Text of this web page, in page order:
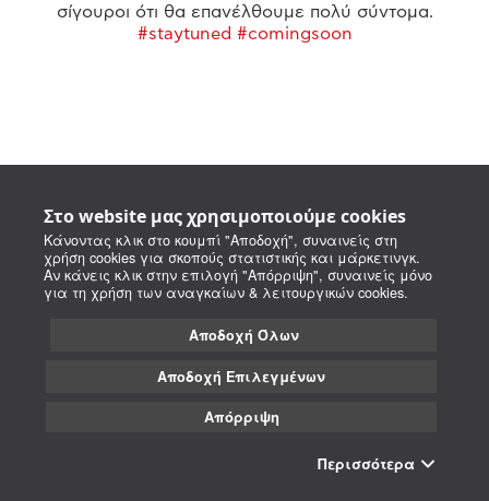
Στο website μας χρησιμοποιούμε cookies
Κάνοντας κλικ στο κουμπί "Αποδοχή", συναινείς στη
χρήση cookies για σκοπούς στατιστικής και μάρκετινγκ.
Αν κάνεις κλικ στην επιλογή "Απόρριψη", συναινείς μόνο
για τη χρήση των αναγκαίων & λειτουργικών cookies.
Αποδοχή Όλων
Αποδοχή Επιλεγμένων
Απόρριψη
Περισσότερα
σίγουροι ότι θα επανέλθουμε πολύ σύντομα.
#staytuned #comingsoon